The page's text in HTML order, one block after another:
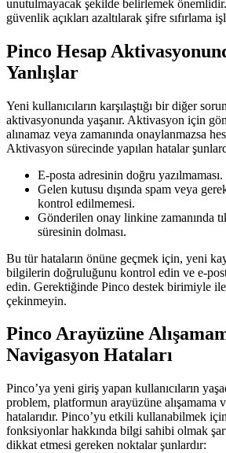
unutulmayacak şekilde belirlemek
güvenlik açıkları azaltılarak şifre sıfırlama
Pinco Hesap
Yanlışlar
Yeni kullanıcıların karşılaştığı bir diğer
aktivasyonunda yaşanır. Aktivasyon için
alınamaz veya zamanında onaylanmazsa
Aktivasyon sürecinde yapılan hatalar
E-posta adresinin doğru yazılmaması.
Gelen kutusu dışında spam veya
kontrol edilmemesi.
Gönderilen onay linkine zamanında
süresinin dolması.
Bu tür hataların önüne geçmek için, yeni
bilgilerin doğruluğunu kontrol edin ve e-
edin. Gerektiğinde Pinco destek birimiyle
çekinmeyin.
Pinco Arayüzüne
Navigasyon Hataları
Pinco’ya yeni giriş yapan kullanıcıların
problem, platformun arayüzüne alışamama
hatalarıdır. Pinco’yu etkili kullanabilmek
fonksiyonlar hakkında bilgi sahibi olmak
dikkat etmesi gereken noktalar şunlardır: